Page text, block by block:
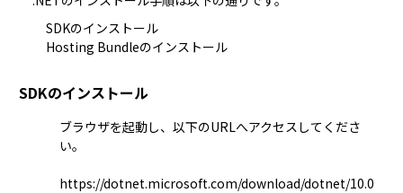
SDKのインストール
Hosting Bundleのインストール
SDKのインストール
ブラウザを起動し、以下のURLへアクセスしてくださ
い。
https://dotnet.microsoft.com/download/dotnet/10.0